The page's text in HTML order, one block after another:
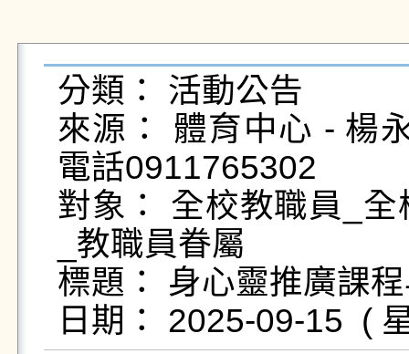
分類： 活動公告
來源： 體育中心 - 楊
電話0911765302
對象： 全校教職員_
_教職員眷屬
標題： 身心靈推廣課